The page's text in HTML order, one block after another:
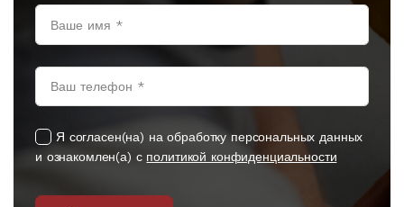
Я согласен(на) на обработку персональных данных
и ознакомлен(а) с политикой конфиденциальности